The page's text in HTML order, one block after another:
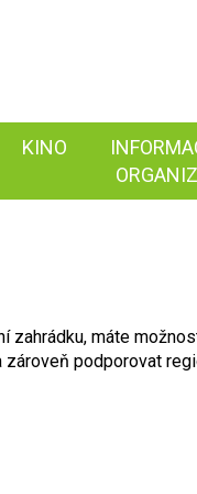
KINO
zahrádku, máte
podporovat